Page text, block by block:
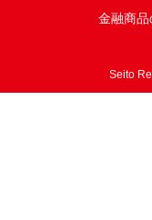
金融商
Seito